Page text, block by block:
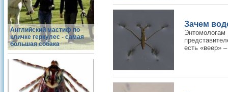
Английский мастиф по
кличке геркулес - самая
большая собака
Зачем
есть «веер»